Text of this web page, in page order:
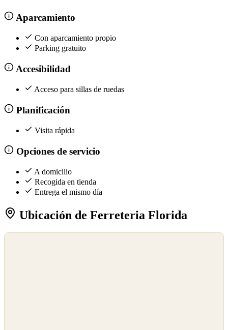
Aparcamiento
Con aparcamiento propio
Parking gratuito
Accesibilidad
Acceso para sillas de ruedas
Planificación
Visita rápida
Opciones de servicio
A domicilio
Recogida en tienda
Entrega el mismo día
Ubicación de Ferreteria Florida